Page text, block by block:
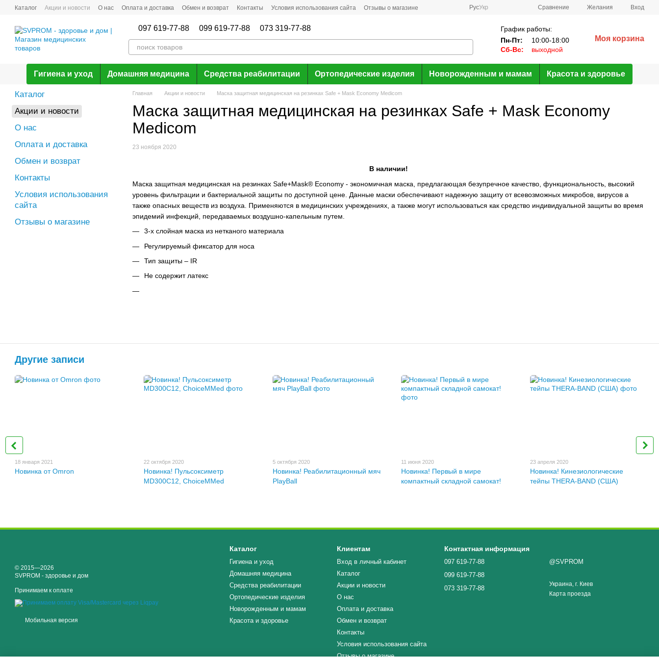
Перейти к основному контенту
Каталог Акции и новости О нас Оплата и доставка Обмен и возврат Контакты Условия использования сайта Отзывы о магазине РусУкр Сравнение Желания Вход
097 619-77-88 099 619-77-88 073 319-77-88
График работы:
Пн-Пт:
10:00-18:00
Сб-Вс:
выходной
Моя корзина
Гигиена и уход Домашняя медицина Средства реабилитации Ортопедические изделия Новорожденным и мамам Красота и здоровье
Главная Акции и новости Маска защитная медицинская на резинках Safe + Mask Economy Medicom
Маска защитная медицинская на резинках Safe + Mask Economy
Medicom
23 ноября 2020
В наличии!
Маска защитная медицинская на резинках Safe+Mask® Economy - экономичная маска, предлагающая безупречное качество, функциональность, высокий
уровень фильтрации и бактериальной защиты по доступной цене. Данные маски обеспечивают надежную защиту от всевозможных микробов, вирусов а
также опасных веществ из воздуха. Применяются в медицинских учреждениях, а также могут использоваться как средство индивидуальной защиты во время
эпидемий инфекций, передаваемых воздушно-капельным путем.
3-х слойная маска из нетканого материала
Регулируемый фиксатор для носа
Тип защиты – IR
Не содержит латекс
Каталог
Акции и новости
О нас
Оплата и доставка
Обмен и возврат
Контакты
Условия использования
сайта
Отзывы о магазине
Другие записи
18 января 2021
Новинка от Omron
22 октября 2020
Новинка! Пульсоксиметр
MD300C12, ChoiceMMed
5 октября 2020
Новинка! Реабилитационный мяч
PlayBall
11 июня 2020
Новинка! Первый в мире
компактный складной самокат!
23 апреля 2020
Новинка! Кинезиологические
тейпы THERA-BAND (США)
© 2015—2026
SVPROM - здоровье и дом
Принимаем к оплате
Мобильная версия
Каталог
Гигиена и уход
Домашняя медицина
Средства реабилитации
Ортопедические изделия
Новорожденным и мамам
Красота и здоровье
Клиентам
Вход в личный кабинет
Каталог
Акции и новости
О нас
Оплата и доставка
Обмен и возврат
Контакты
Условия использования сайта
Отзывы о магазине
Контактная информация
097 619-77-88
099 619-77-88
073 319-77-88
@SVPROM
Украина, г. Киев
Карта проезда